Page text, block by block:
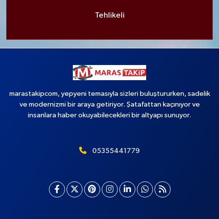
Tehlikeli
marastakipcom, yepyeni temasıyla sizleri buluştururken, sadelik
ve modernizmi bir araya getiriyor. Şatafattan kaçınıyor ve
insanlara haber okuyabilecekleri bir altyapı sunuyor.
05355441779